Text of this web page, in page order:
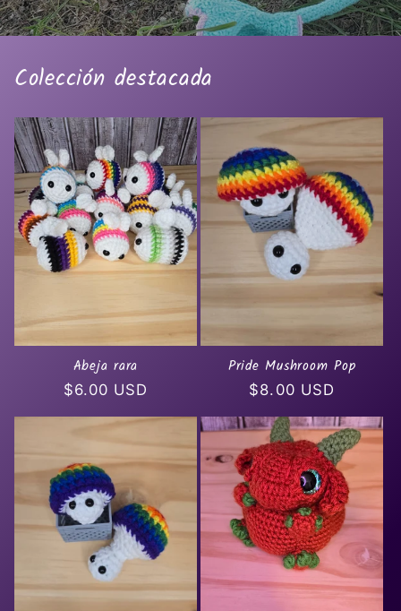
Colección destacada
Abeja rara
Precio
$6.00 USD
Pride Mushroom Pop
Precio
$8.00 USD